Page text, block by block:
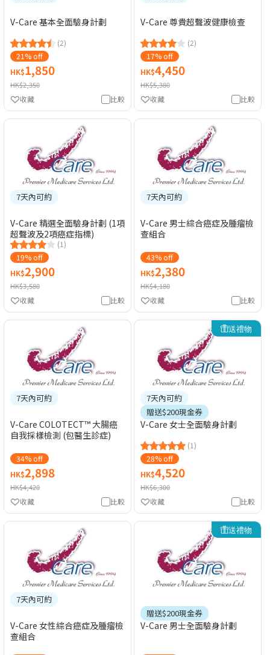
V-Care 基本全面驗身計劃
(2)
21% off
HK$1,850
HK$2,350
比較
收藏
V-Care 尊貴超聲波健康檢查
(2)
17% off
HK$4,450
HK$5,380
比較
收藏
7天內可約
V-Care 精選全面驗身計劃 (1項
超聲波及2項癌症指標)
(1)
19% off
HK$2,900
HK$3,580
比較
收藏
7天內可約
V-Care 男士綜合癌症及腫瘤檢
查組合
43% off
HK$2,380
HK$4,180
比較
收藏
7天內可約
V-Care COLOTECT™ 大腸癌
自我採樣檢測 (包醫生診症)
34% off
HK$2,898
HK$4,420
比較
收藏
送禮物
7天內可約
贈送$200現金券
V-Care 女士全面驗身計劃
(1)
28% off
HK$4,520
HK$6,300
比較
收藏
7天內可約
V-Care 女性綜合癌症及腫瘤檢
查組合
送禮物
贈送$200現金券
V-Care 男士全面驗身計劃